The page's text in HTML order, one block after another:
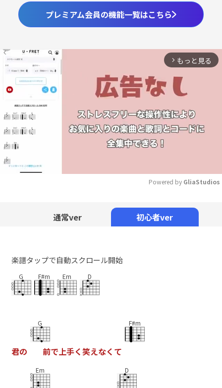
プレミアム会員の機能一覧はこちら
arrow_forward_ios もっと見る
Powered by GliaStudios
通常ver 初心者ver
楽譜タップで自動スクロール開始
G F#m Em D
君の
G
前で上手く笑えなく て
F#m
Em D